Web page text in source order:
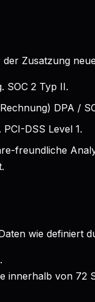
Zusatzung
SOC 2 Typ II.
DPA /
DSS Level 1.
freundliche
wie definiert
innerhalb von 72